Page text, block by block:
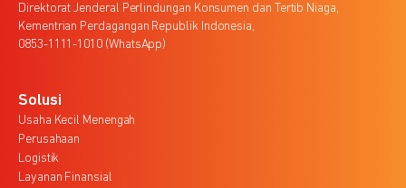
Direktorat Jenderal Perlindungan Konsumen dan Tertib Niaga,
Kementrian Perdagangan Republik Indonesia,
0853-1111-1010 (WhatsApp)
Solusi
Usaha Kecil Menengah
Perusahaan
Logistik
Layanan Finansial